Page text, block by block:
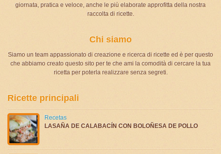
giornata, pratica e veloce, anche le più elaborate approfitta della nostra
raccolta di ricette.
Chi siamo
Siamo un team appassionato di creazione e ricerca di ricette ed è per questo
che abbiamo creato questo sito per te che ami la comodità di cercare la tua
ricetta per poterla realizzare senza segreti.
Ricette principali
Recetas
LASAÑA DE CALABACÍN CON BOLOÑESA DE POLLO